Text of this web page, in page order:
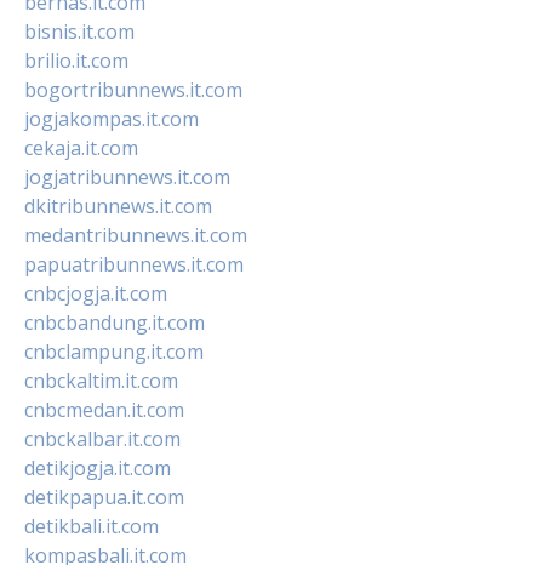
bisnis.it.com
brilio.it.com
bogortribunnews.it.com
jogjakompas.it.com
cekaja.it.com
jogjatribunnews.it.com
dkitribunnews.it.com
medantribunnews.it.com
papuatribunnews.it.com
cnbcjogja.it.com
cnbcbandung.it.com
cnbclampung.it.com
cnbckaltim.it.com
cnbcmedan.it.com
cnbckalbar.it.com
detikjogja.it.com
detikpapua.it.com
detikbali.it.com
kompasbali.it.com